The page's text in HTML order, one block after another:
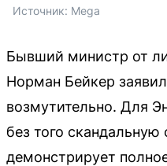
Источник: Mega
Бывший министр от
Норман Бейкер
возмутительно. Для
без того
демонстрирует